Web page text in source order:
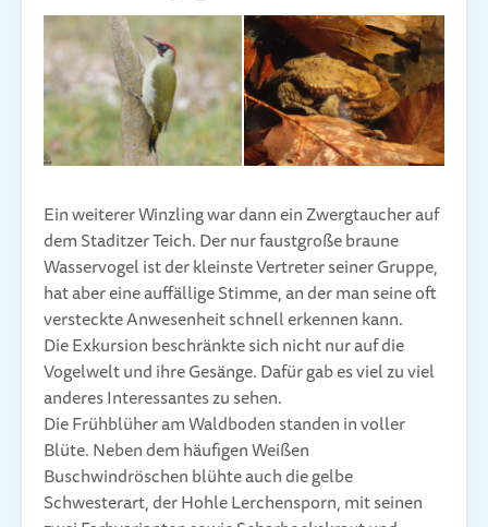
Ein weiterer Winzling war dann ein Zwergtaucher auf
dem Staditzer Teich. Der nur faustgroße braune
Wasservogel ist der kleinste Vertreter seiner Gruppe,
hat aber eine auffällige Stimme, an der man seine oft
versteckte Anwesenheit schnell erkennen kann.
Die Exkursion beschränkte sich nicht nur auf die
Vogelwelt und ihre Gesänge. Dafür gab es viel zu viel
anderes Interessantes zu sehen.
Die Frühblüher am Waldboden standen in voller
Blüte. Neben dem häufigen Weißen
Buschwindröschen blühte auch die gelbe
Schwesterart, der Hohle Lerchensporn, mit seinen